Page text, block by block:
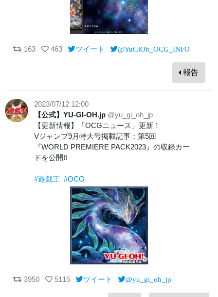
163 463 ツイート @YuGiOh_OCG_INFO
報告
2023/07/12 12:00
【公式】YU-GI-OH.jp @yu_gi_oh_jp
【更新情報】「OCGニュース」更新！
Vジャンプ9月特大号掲載記事：第5回
『WORLD PREMIERE PACK2023』の収録カー
ドを公開!!
#遊戯王 #OCG
3950 5115 ツイート @yu_gi_oh_jp